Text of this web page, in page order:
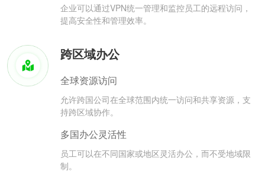
企业可以通过VPN统一管理和监控员工的远程访问，
提高安全性和管理效率。
跨区域办公
全球资源访问
允许跨国公司在全球范围内统一访问和共享资源，支
持跨区域协作。
多国办公灵活性
员工可以在不同国家或地区灵活办公，而不受地域限
制。